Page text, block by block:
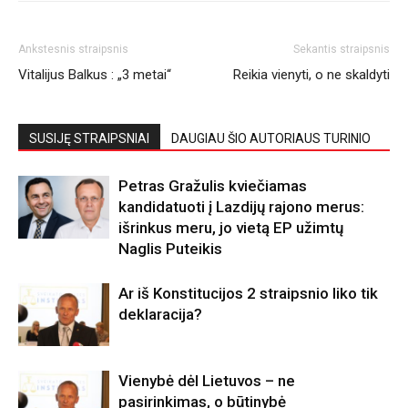
Ankstesnis straipsnis
Vitalijus Balkus : „3 metai“
Sekantis straipsnis
Reikia vienyti, o ne skaldyti
SUSIJĘ STRAIPSNIAI DAUGIAU ŠIO AUTORIAUS TURINIO
Petras Gražulis kviečiamas
kandidatuoti į Lazdijų rajono merus:
išrinkus meru, jo vietą EP užimtų
Naglis Puteikis
Ar iš Konstitucijos 2 straipsnio liko tik
deklaracija?
Vienybė dėl Lietuvos – ne
pasirinkimas, o būtinybė